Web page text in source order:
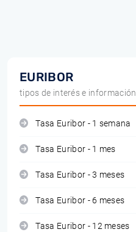
EURIBOR
tipos de interés e información
Tasa Euribor - 1 semana
Tasa Euribor - 1 mes
Tasa Euribor - 3 meses
Tasa Euribor - 6 meses
Tasa Euribor - 12 meses